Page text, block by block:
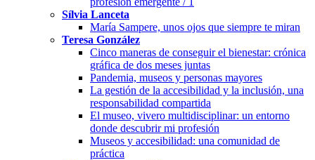
Sílvia Lanceta
María Sampere, unos ojos que siempre te miran
Teresa González
Cinco maneras de conseguir el bienestar: crónica
gráfica de dos meses juntas
Pandemia, museos y personas mayores
La gestión de la accesibilidad y la inclusión, una
responsabilidad compartida
El museo, vivero multidisciplinar: un entorno
donde descubrir mi profesión
Museos y accesibilidad: una comunidad de
práctica